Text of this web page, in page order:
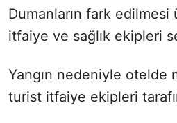
Dumanların fark
itfaiye ve sağlık ekipleri
Yangın nedeniyle otelde
turist itfaiye ekipleri